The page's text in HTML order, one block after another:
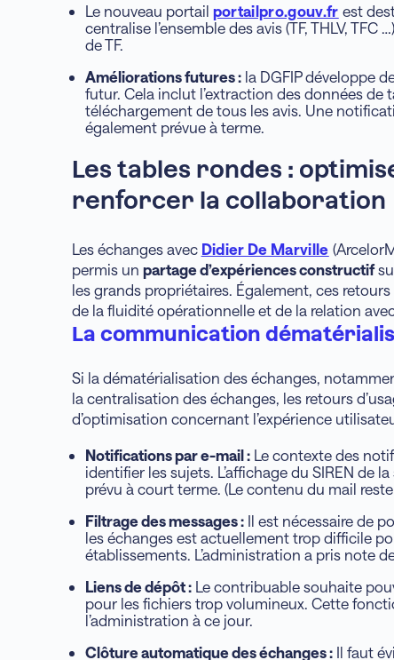
Le nouveau portail portailpro.gouv.fr est
centralise l’ensemble des avis (TF, THLV,
de TF.
Améliorations futures :la DGFIP développe
futur. Cela inclut l’extraction des données de
téléchargement de tous les avis. Une
également prévue à terme.
Les tables rondes :
renforcer la collaboration
Les échanges avec Didier De Marville
permis un partage d’expériences constructif
les grands propriétaires. Également, ces
de la fluidité opérationnelle et de la relation
La communication
Si la dématérialisation des échanges,
la centralisation des échanges, les retours
d’optimisation concernant l’expérience
Notifications par e-mail :Le contexte des
identifier les sujets. L’affichage du SIREN de
prévu à court terme. (Le contenu du mail
Filtrage des messages :Il est nécessaire de
les échanges est actuellement trop difficile
établissements. L’administration a pris note
Liens de dépôt :Le contribuable souhaite
pour les fichiers trop volumineux. Cette
l’administration à ce jour.
Clôture automatique des échanges :Il faut